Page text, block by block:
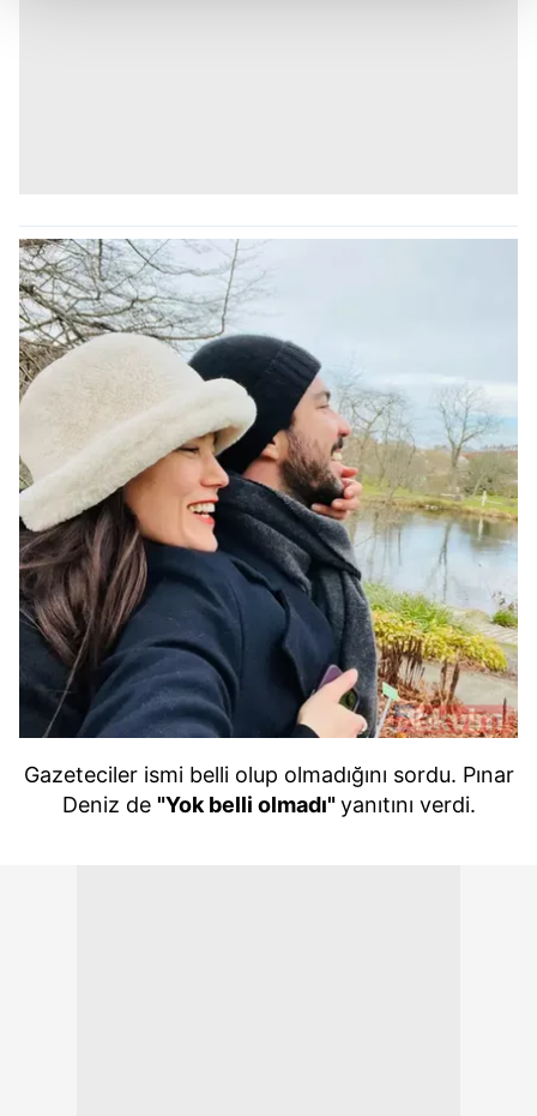
verileriniz işlenmekte olup gerekli olan çerezler bilgi
toplumu hizmetlerinin sunulması amacıyla
kullanılmaktadır. Diğer çerezler, sitemizin daha işlevsel
kılınması ve kişiselleştirilmesi ve sizlere yönelik
reklam/pazarlama faaliyetlerinin yapılması, amaçlarıyla
sınırlı olarak açık rızanız dahilinde kullanılacaktır.
Çerezlere ilişkin tercihlerinizi aşağıda yer alan panel
vasıtasıyla belirleyebilirsiniz. Çerezlere ilişkin detaylı bilgi
için Ayarlar butonuna tıklayabilir,Çerez Bilgilendirme
Metnimizi
ziyaret edebilirsiniz.
6698 sayılı Kişisel Verilerin Korunması Kanunu uyarınca
hazırlanmış Aydınlatma Metnimizi okumak ve sitemizde
ilgili mevzuata uygun olarak kullanılan çerezlerle ilgili bilgi
almak için lütfen
tıklayınız
Gazeteciler ismi belli olup olmadığını sordu. Pınar
Deniz de "Yok belli olmadı"yanıtını verdi.